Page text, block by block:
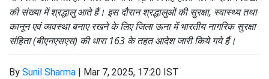
की संख्या में श्रद्धालु आते हैं। इस दौरान श्रद्धालुओं की सुरक्षा, स्वास्थ्य तथा
कानून एवं व्यवस्था बनाए रखने के लिए जिला ऊना में भारतीय नागरिक सुरक्षा
संहिता (बीएनएसएस) की धारा 163 के तहत आदेश जारी किये गये हैं।
By Sunil Sharma | Mar 7, 2025, 17:20 IST